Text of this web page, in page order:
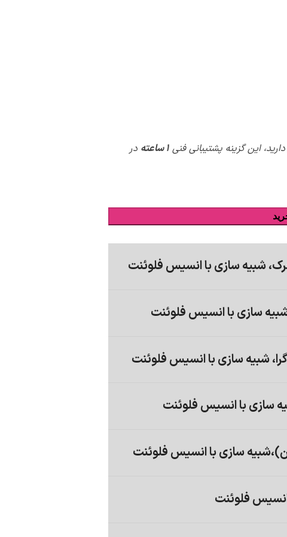
فلوئنت
سازی با انسیس فلوئنت
سازی با انسیس فلوئنت
شبیه سازی با انسیس فلوئنت
شبیه سازی با انسیس فلوئنت
این گزینه پشتیبانی فنی 1 ساعته
در